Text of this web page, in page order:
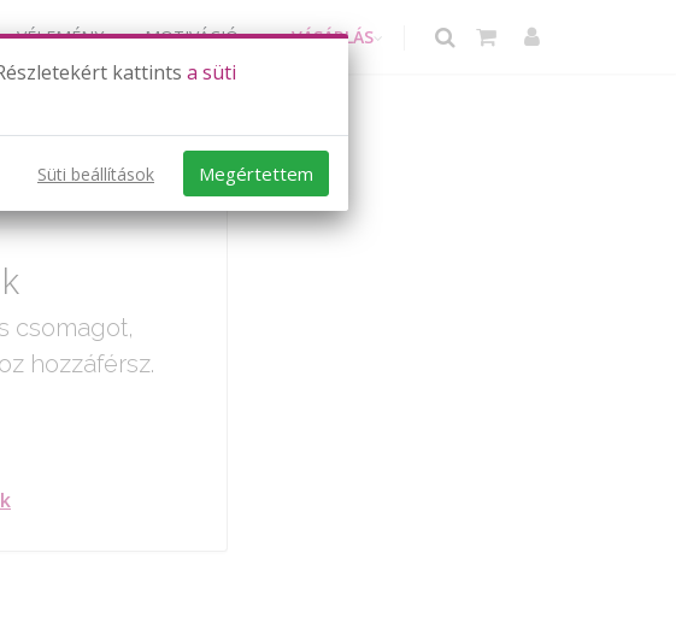
VÉLEMÉNY MOTIVÁCIÓ VÁSÁRLÁS
csomagot,
hozzáférsz.
kattints a süti
Süti beállítások Megértettem